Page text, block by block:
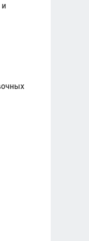
и